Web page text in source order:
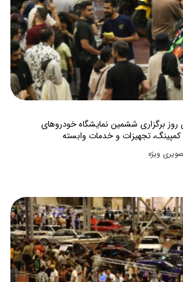
برگزاری ششمین نمایشگاه خودروهای
کمپینگ، تجهیزات و خدمات وابسته
ویژه